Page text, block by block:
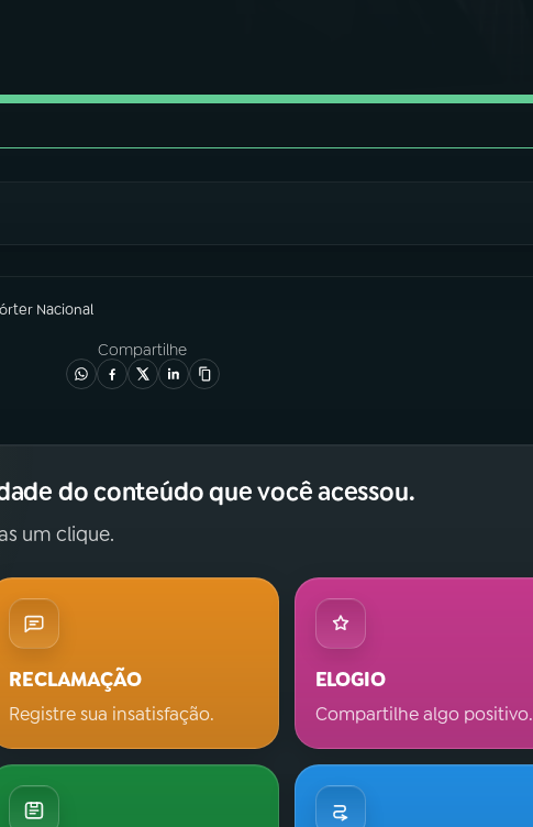
Nacional
Compartilhe
do conteúdo que você acessou.
um clique.
RECLAMAÇÃO
Registre sua insatisfação.
ELOGIO
Compartilhe algo positivo.